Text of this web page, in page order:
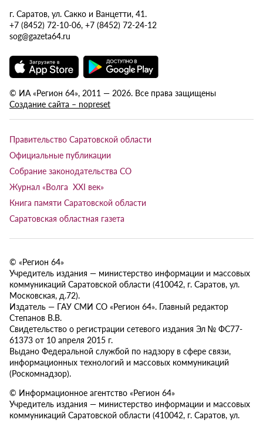
г. Саратов, ул. Сакко и Ванцетти, 41.
+7 (8452) 72-10-06, +7 (8452) 72-24-12
sog@gazeta64.ru
© ИА «Регион 64», 2011 — 2026. Все права защищены
Создание сайта – nopreset
Правительство Саратовской области
Официальные публикации
Собрание законодательства СО
Журнал «Волга XXI век»
Книга памяти Саратовской области
Саратовская областная газета
© «Регион 64»
Учредитель издания — министерство информации и массовых
коммуникаций Саратовской области (410042, г. Саратов, ул.
Московская, д.72).
Издатель — ГАУ СМИ СО «Регион 64». Главный редактор
Степанов В.В.
Свидетельство о регистрации сетевого издания Эл № ФС77-
61373 от 10 апреля 2015 г.
Выдано Федеральной службой по надзору в сфере связи,
информационных технологий и массовых коммуникаций
(Роскомнадзор).
© Информационное агентство «Регион 64»
Учредитель издания — министерство информации и массовых
коммуникаций Саратовской области (410042, г. Саратов, ул.